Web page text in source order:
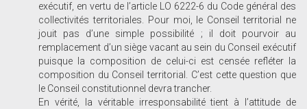
exécutif, en vertu de l’article LO 6222-6 du Code général des
collectivités territoriales. Pour moi, le Conseil territorial ne
jouit pas d’une simple possibilité ; il doit pourvoir au
remplacement d’un siège vacant au sein du Conseil exécutif
puisque la composition de celui-ci est censée refléter la
composition du Conseil territorial. C’est cette question que
le Conseil constitutionnel devra trancher.
En vérité, la véritable irresponsabilité tient à l’attitude de